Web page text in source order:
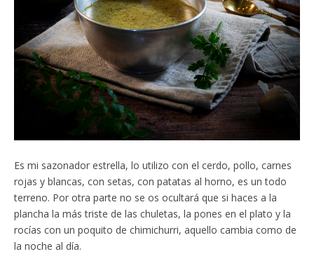
Es mi sazonador estrella, lo utilizo con el cerdo, pollo, carnes
rojas y blancas, con setas, con patatas al horno, es un todo
terreno. Por otra parte no se os ocultará que si haces a la
plancha la más triste de las chuletas, la pones en el plato y la
rocías con un poquito de chimichurri, aquello cambia como de
la noche al día.